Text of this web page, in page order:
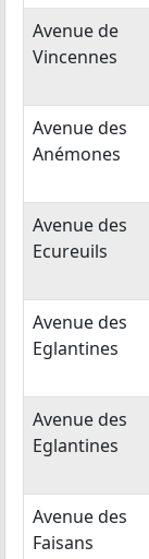
Straatnaam
Avenue de
Vincennes
Avenue des
Anémones
Avenue des
Ecureuils
Avenue des
Eglantines
Avenue des
Eglantines
Avenue des
Faisans